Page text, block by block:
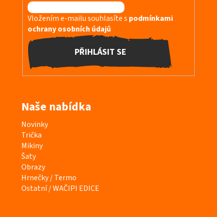
Vložením e-mailu souhlasíte s podmínkami
ochrany osobních údajů
PŘIHLÁSIT SE
Naše nabídka
K
a
t
e
g
o
r
Novinky
Trička
Mikiny
Šaty
Obrazy
Hrnečky / Termo
Ostatní / WAČIPI EDICE